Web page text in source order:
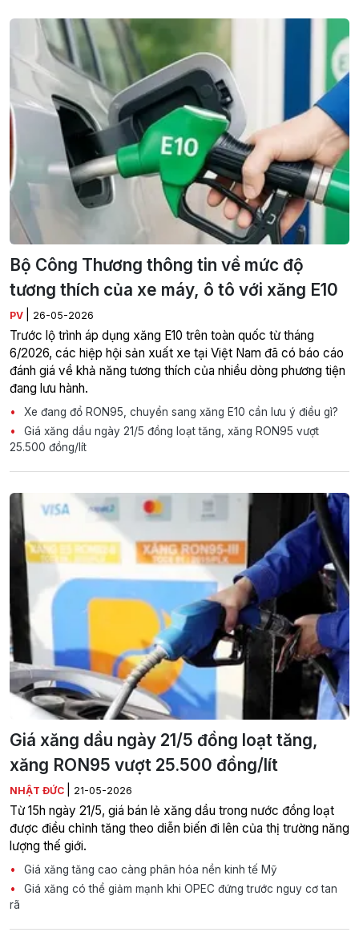
Bộ Công Thương thông tin về mức độ
tương thích của xe máy, ô tô với xăng E10
PV 26-05-2026
Trước lộ trình áp dụng xăng E10 trên toàn quốc từ tháng
6/2026, các hiệp hội sản xuất xe tại Việt Nam đã có báo cáo
đánh giá về khả năng tương thích của nhiều dòng phương tiện
đang lưu hành.
Xe đang đổ RON95, chuyển sang xăng E10 cần lưu ý điều gì?
Giá xăng dầu ngày 21/5 đồng loạt tăng, xăng RON95 vượt
25.500 đồng/lít
Giá xăng dầu ngày 21/5 đồng loạt tăng,
xăng RON95 vượt 25.500 đồng/lít
NHẬT ĐỨC 21-05-2026
Từ 15h ngày 21/5, giá bán lẻ xăng dầu trong nước đồng loạt
được điều chỉnh tăng theo diễn biến đi lên của thị trường năng
lượng thế giới.
Giá xăng tăng cao càng phân hóa nền kinh tế Mỹ
Giá xăng có thể giảm mạnh khi OPEC đứng trước nguy cơ tan
rã